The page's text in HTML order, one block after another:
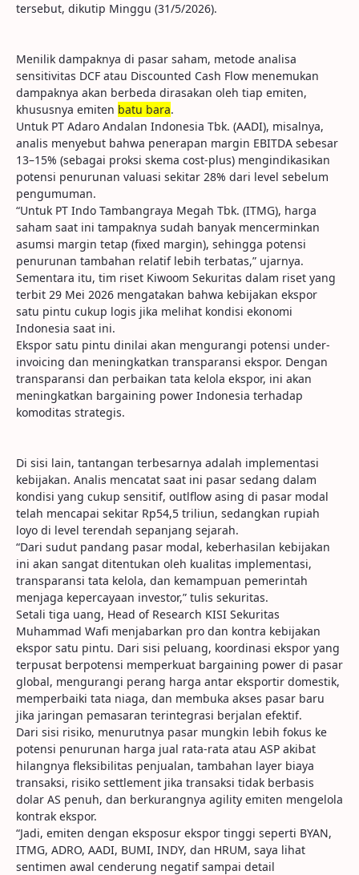
tersebut, dikutip Minggu (31/5/2026).
Menilik dampaknya di pasar saham, metode analisa
sensitivitas DCF atau Discounted Cash Flow menemukan
dampaknya akan berbeda dirasakan oleh tiap emiten,
khususnya emiten batu bara.
Untuk PT Adaro Andalan Indonesia Tbk. (AADI), misalnya,
analis menyebut bahwa penerapan margin EBITDA sebesar
13–15% (sebagai proksi skema cost-plus) mengindikasikan
potensi penurunan valuasi sekitar 28% dari level sebelum
pengumuman.
“Untuk PT Indo Tambangraya Megah Tbk. (ITMG), harga
saham saat ini tampaknya sudah banyak mencerminkan
asumsi margin tetap (fixed margin), sehingga potensi
penurunan tambahan relatif lebih terbatas,” ujarnya.
Sementara itu, tim riset Kiwoom Sekuritas dalam riset yang
terbit 29 Mei 2026 mengatakan bahwa kebijakan ekspor
satu pintu cukup logis jika melihat kondisi ekonomi
Indonesia saat ini.
Ekspor satu pintu dinilai akan mengurangi potensi under-
invoicing dan meningkatkan transparansi ekspor. Dengan
transparansi dan perbaikan tata kelola ekspor, ini akan
meningkatkan bargaining power Indonesia terhadap
komoditas strategis.
Di sisi lain, tantangan terbesarnya adalah implementasi
kebijakan. Analis mencatat saat ini pasar sedang dalam
kondisi yang cukup sensitif, outlflow asing di pasar modal
telah mencapai sekitar Rp54,5 triliun, sedangkan rupiah
loyo di level terendah sepanjang sejarah.
“Dari sudut pandang pasar modal, keberhasilan kebijakan
ini akan sangat ditentukan oleh kualitas implementasi,
transparansi tata kelola, dan kemampuan pemerintah
menjaga kepercayaan investor,” tulis sekuritas.
Setali tiga uang, Head of Research KISI Sekuritas
Muhammad Wafi menjabarkan pro dan kontra kebijakan
ekspor satu pintu. Dari sisi peluang, koordinasi ekspor yang
terpusat berpotensi memperkuat bargaining power di pasar
global, mengurangi perang harga antar eksportir domestik,
memperbaiki tata niaga, dan membuka akses pasar baru
jika jaringan pemasaran terintegrasi berjalan efektif.
Dari sisi risiko, menurutnya pasar mungkin lebih fokus ke
potensi penurunan harga jual rata-rata atau ASP akibat
hilangnya fleksibilitas penjualan, tambahan layer biaya
transaksi, risiko settlement jika transaksi tidak berbasis
dolar AS penuh, dan berkurangnya agility emiten mengelola
kontrak ekspor.
“Jadi, emiten dengan eksposur ekspor tinggi seperti BYAN,
ITMG, ADRO, AADI, BUMI, INDY, dan HRUM, saya lihat
sentimen awal cenderung negatif sampai detail